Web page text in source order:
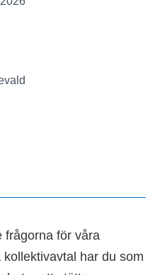
frågorna för våra
har du som